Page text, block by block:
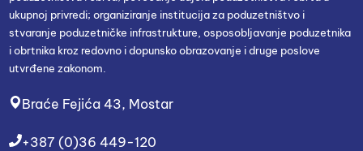
ukupnoj privredi; organiziranje institucija za poduzetništvo i
stvaranje poduzetničke infrastrukture, osposobljavanje poduzetnika
i obrtnika kroz redovno i dopunsko obrazovanje i druge poslove
utvrđene zakonom.
Braće Fejića 43, Mostar
+387 (0)36 449-120